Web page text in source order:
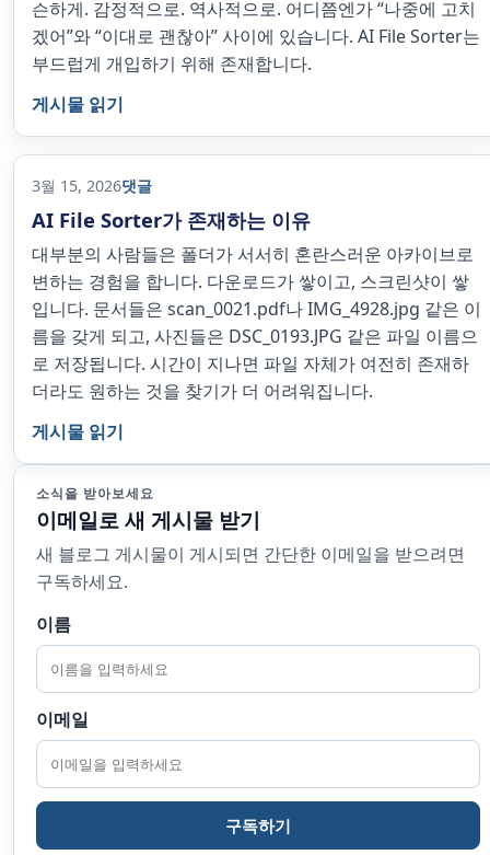
슨하게. 감정적으로. 역사적으로. 어디쯤엔가 “나중에 고치
겠어”와 “이대로 괜찮아” 사이에 있습니다. AI File Sorter는
부드럽게 개입하기 위해 존재합니다.
게시물 읽기
3월 15, 2026댓글
AI File Sorter가 존재하는 이유
대부분의 사람들은 폴더가 서서히 혼란스러운 아카이브로
변하는 경험을 합니다. 다운로드가 쌓이고, 스크린샷이 쌓
입니다. 문서들은 scan_0021.pdf나 IMG_4928.jpg 같은 이
름을 갖게 되고, 사진들은 DSC_0193.JPG 같은 파일 이름으
로 저장됩니다. 시간이 지나면 파일 자체가 여전히 존재하
더라도 원하는 것을 찾기가 더 어려워집니다.
게시물 읽기
소식을 받아보세요
이메일로 새 게시물 받기
새 블로그 게시물이 게시되면 간단한 이메일을 받으려면
구독하세요.
이름
이메일
구독하기